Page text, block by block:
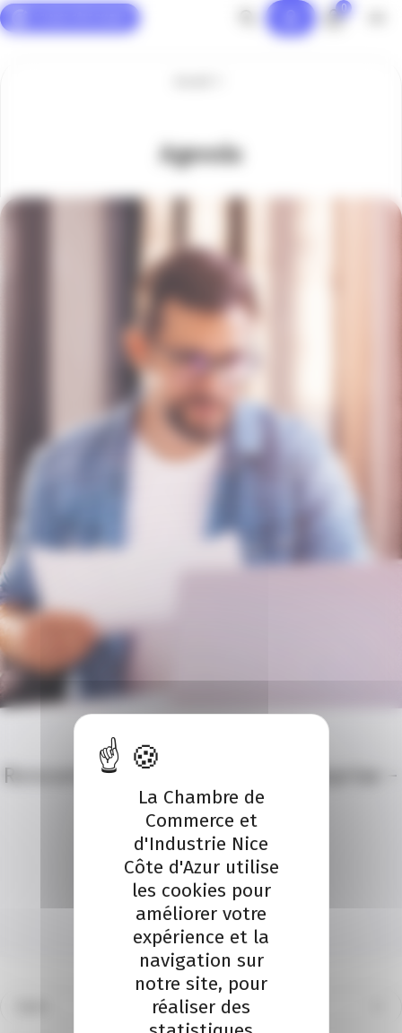
0
Agenda
A LA UNE
Rencontres de la création d’entreprise –
Septembre à Grasse
01 Sep. 2026 Grasse
Explorer
Panneau de gestion des cookies
La Chambre de
Commerce et
d'Industrie Nice
Côte d'Azur utilise
les cookies pour
améliorer votre
expérience et la
navigation sur
notre site, pour
réaliser des